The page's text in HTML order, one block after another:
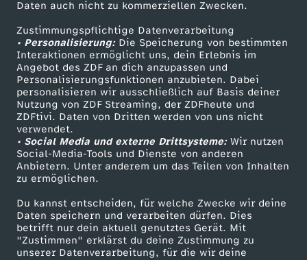
Daten auch nicht zu kommerziellen Zwecken.
Zustimmungspflichtige Datenverarbeitung
• Personalisierung:Die Speicherung von bestimmten
Interaktionen ermöglicht uns, dein Erlebnis im
Angebot des ZDF an dich anzupassen und
Personalisierungsfunktionen anzubieten. Dabei
personalisieren wir ausschließlich auf Basis deiner
Nutzung von ZDF Streaming, der ZDFheute und
ZDFtivi. Daten von Dritten werden von uns nicht
verwendet.
• Social Media und externe Drittsysteme:Wir nutzen
Social-Media-Tools und Dienste von anderen
Anbietern. Unter anderem um das Teilen von Inhalten
zu ermöglichen.
Du kannst entscheiden, für welche Zwecke wir deine
Daten speichern und verarbeiten dürfen. Dies
betrifft nur dein aktuell genutztes Gerät. Mit
"Zustimmen" erklärst du deine Zustimmung zu
unserer Datenverarbeitung, für die wir deine
r
a
s
h
-
T
V
ZDFtext
Livestreams
Sendungen A-Z
TV-Programm
Tickets
Zuschauerservice
Hilfe
ZDF Unternehmen
Karriere
ZDF goes Schule
Werbefernsehen
Mainzelmännchen